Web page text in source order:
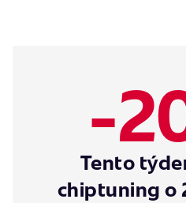
-
Tento
chiptuning o